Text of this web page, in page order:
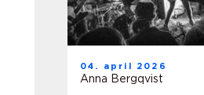
04. april 2026
Anna Bergqvist